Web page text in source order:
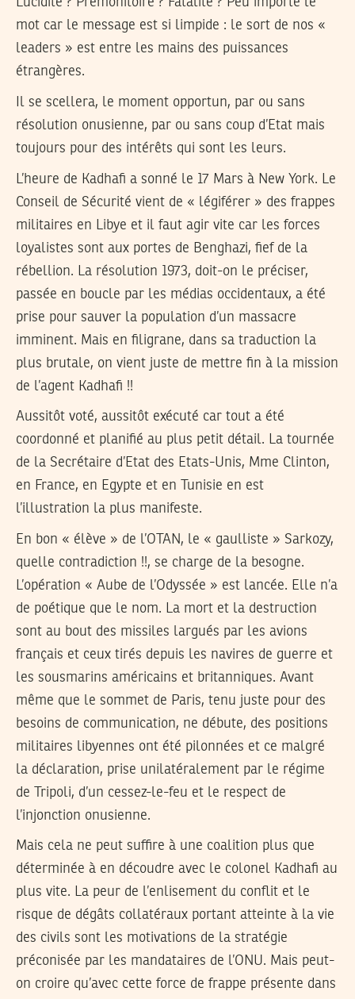
mot car le message est si limpide : le sort de nos «
leaders » est entre les mains des puissances
étrangères.
Il se scellera, le moment opportun, par ou sans
résolution onusienne, par ou sans coup d’Etat mais
toujours pour des intérêts qui sont les leurs.
L’heure de Kadhafi a sonné le 17 Mars à New York. Le
Conseil de Sécurité vient de « légiférer » des frappes
militaires en Libye et il faut agir vite car les forces
loyalistes sont aux portes de Benghazi, fief de la
rébellion. La résolution 1973, doit-on le préciser,
passée en boucle par les médias occidentaux, a été
prise pour sauver la population d’un massacre
imminent. Mais en filigrane, dans sa traduction la
plus brutale, on vient juste de mettre fin à la mission
de l’agent Kadhafi !!
Aussitôt voté, aussitôt exécuté car tout a été
coordonné et planifié au plus petit détail. La tournée
de la Secrétaire d’Etat des Etats-Unis, Mme Clinton,
en France, en Egypte et en Tunisie en est
l’illustration la plus manifeste.
En bon « élève » de l’OTAN, le « gaulliste » Sarkozy,
quelle contradiction !!, se charge de la besogne.
L’opération « Aube de l’Odyssée » est lancée. Elle n’a
de poétique que le nom. La mort et la destruction
sont au bout des missiles largués par les avions
français et ceux tirés depuis les navires de guerre et
les sousmarins américains et britanniques. Avant
même que le sommet de Paris, tenu juste pour des
besoins de communication, ne débute, des positions
militaires libyennes ont été pilonnées et ce malgré
la déclaration, prise unilatéralement par le régime
de Tripoli, d’un cessez-le-feu et le respect de
l’injonction onusienne.
Mais cela ne peut suffire à une coalition plus que
déterminée à en découdre avec le colonel Kadhafi au
plus vite. La peur de l’enlisement du conflit et le
risque de dégâts collatéraux portant atteinte à la vie
des civils sont les motivations de la stratégie
préconisée par les mandataires de l’ONU. Mais peut-
on croire qu’avec cette force de frappe présente dans